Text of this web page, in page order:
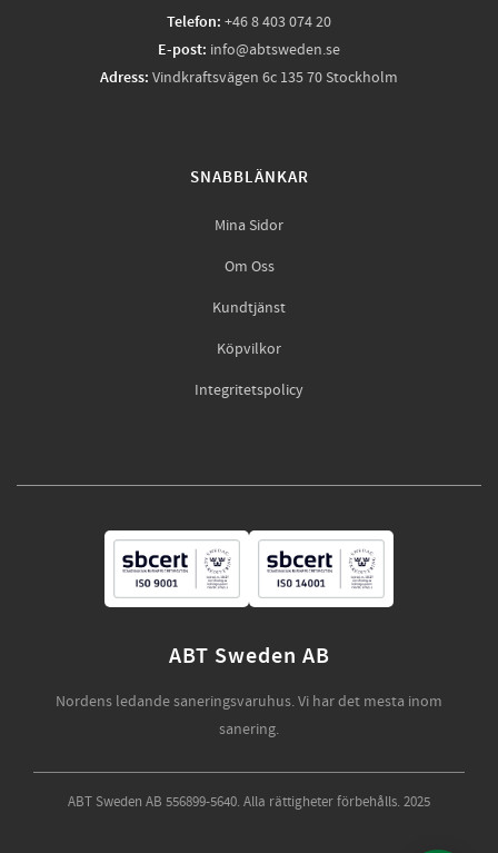
Telefon: +46 8 403 074 20
E-post: info@abtsweden.se
Adress: Vindkraftsvägen 6c 135 70 Stockholm
SNABBLÄNKAR
Mina Sidor
Om Oss
Kundtjänst
Köpvilkor
Integritetspolicy
ABT Sweden AB
Nordens ledande saneringsvaruhus. Vi har det mesta inom
sanering.
ABT Sweden AB 556899-5640. Alla rättigheter förbehålls. 2025